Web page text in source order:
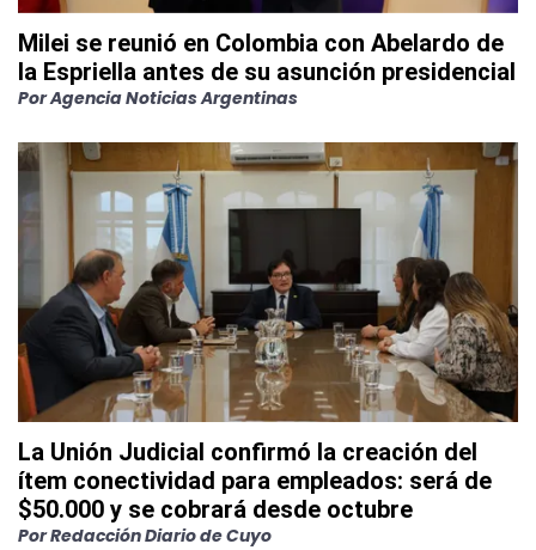
Milei se reunió en Colombia con Abelardo de
la Espriella antes de su asunción presidencial
PorAgencia Noticias Argentinas
La Unión Judicial confirmó la creación del
ítem conectividad para empleados: será de
$50.000 y se cobrará desde octubre
PorRedacción Diario de Cuyo